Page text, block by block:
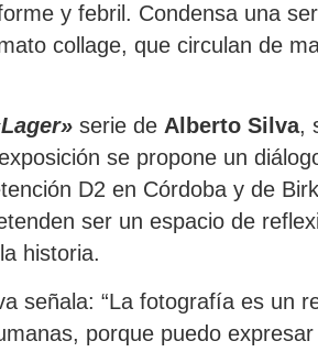
y febril. Condensa una
collage, que circulan de
serie de Alberto Silva,
se propone un
D2 en Córdoba y de
ser un espacio de
historia.
señala: “La fotografía es un
porque puedo